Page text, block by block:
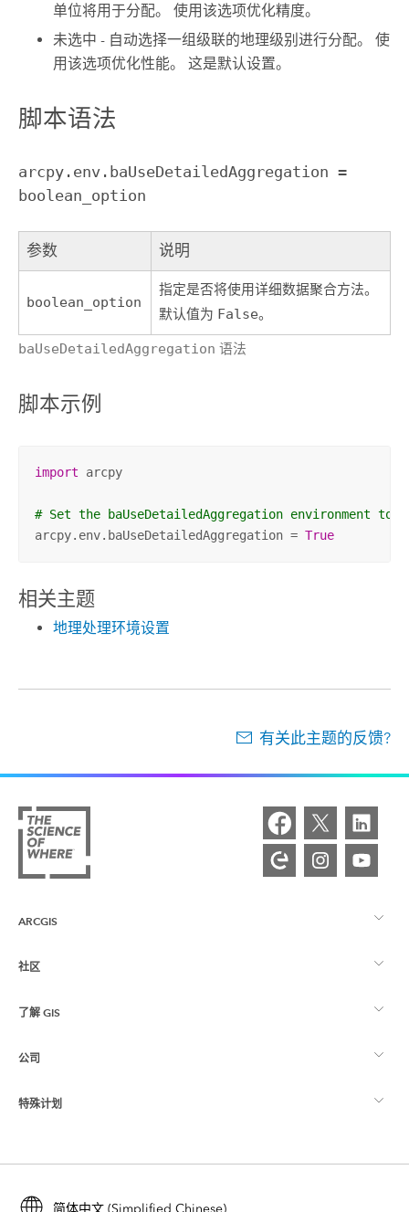
单位将用于分配。 使用该选项优化精度。
未选中 - 自动选择一组级联的地理级别进行分配。 使
用该选项优化性能。 这是默认设置。
脚本语法
arcpy.env.baUseDetailedAggregation =
boolean_option
参数 说明
boolean_option
指定是否将使用详细数据聚合方法。
默认值为 False。
baUseDetailedAggregation 语法
脚本示例
import arcpy
# Set the baUseDetailedAggregation environment to
arcpy.env.baUseDetailedAggregation = True
相关主题
地理处理环境设置
有关此主题的反馈?
ARCGIS
ArcGIS 概览
制图
社区
Esri 社区
ArcGIS 博客
用户研究和测试
了解 GIS
什么是 GIS？
位置智能
培训
公司
关于 Esri
招贤纳士
特殊计划
ArcGIS for Student Use